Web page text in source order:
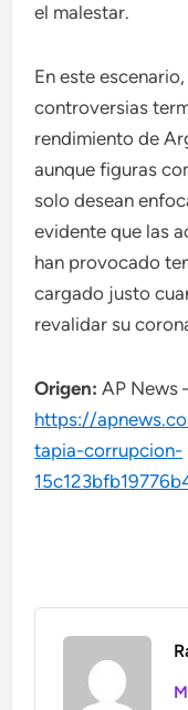
el malestar.
En este
controversias
rendimiento de
aunque figuras
solo desean
evidente que las
han provocado
cargado justo
revalidar su
Origen: AP News
https://
tapia-corrupcion-